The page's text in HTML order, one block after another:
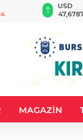
USD
MAGAZİN